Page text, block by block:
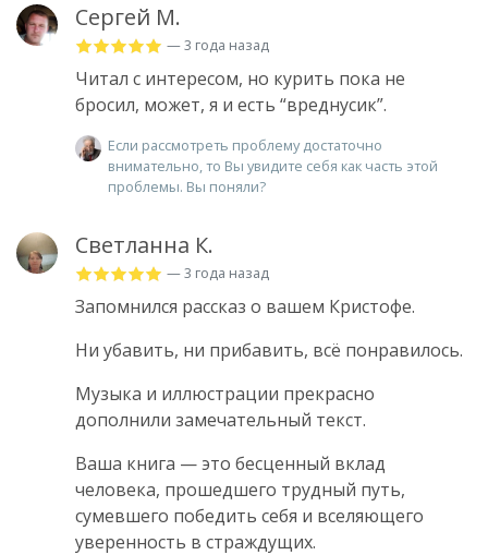
Сергей М.
— 3 года назад
Читал с интересом, но курить пока не
бросил, может, я и есть “вреднусик”.
Если рассмотреть проблему достаточно
внимательно, то Вы увидите себя как часть этой
проблемы. Вы поняли?
Светланна К.
— 3 года назад
Запомнился рассказ о вашем Кристофе.
Ни убавить, ни прибавить, всё понравилось.
Музыка и иллюстрации прекрасно
дополнили замечательный текст.
Ваша книга — это бесценный вклад
человека, прошедшего трудный путь,
сумевшего победить себя и вселяющего
уверенность в страждущих.